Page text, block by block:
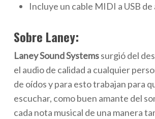
Incluye un cable MIDI a USB de
Sobre Laney:
Laney Sound Systemssurgió del
el audio de calidad a cualquier
de oídos y para esto trabajan para
escuchar, como buen amante del
cada nota musical de una manera